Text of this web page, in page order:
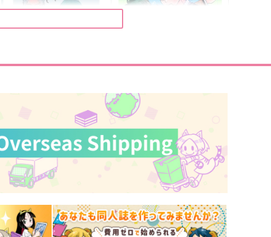
於菟通信
mof*mof
Ｐ-ＬＩＮＥ
専売 1,100円 （税込）
ヒプノシスマイク
白膠木簓×躑躅森盧笙
サンプル カート
アイジョウ何パーセント
すなぎも
専売 330円（税込）
ヒプノシスマイク
白膠木簓×躑躅森盧笙
サンプル カート